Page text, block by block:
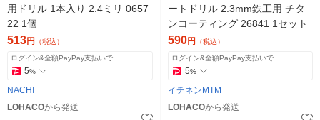
用ドリル 1本入り 2.4ミリ 0657
22 1個
513円 （税込）
ログイン&全額PayPay支払いで
5%
NACHI
LOHACOから発送
ートドリル 2.3mm鉄工用 チタ
ンコーティング 26841 1セット
590円 （税込）
ログイン&全額PayPay支払いで
5%
イチネンMTM
LOHACOから発送